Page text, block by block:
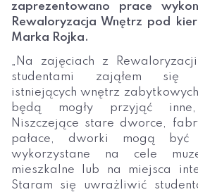
zaprezentowano prace
Rewaloryzacja Wnętrz pod
Marka Rojka.
„Na zajęciach z
studentami zająłem się
istniejących wnętrz
będą mogły przyjąć
Niszczejące stare dworce,
pałace, dworki mogą być
wykorzystane na cele
mieszkalne lub na miejsca
Staram się uwrażliwić